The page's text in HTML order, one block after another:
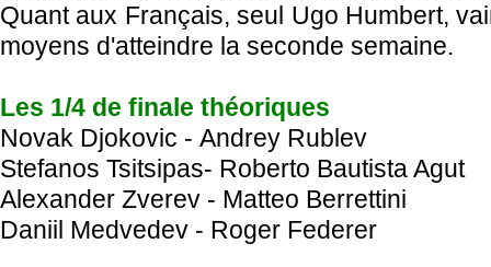
Quant aux Français, seul Ugo Humbert,
moyens d'atteindre la seconde semaine.
Les 1/4 de finale théoriques
Novak Djokovic - Andrey Rublev
Stefanos Tsitsipas- Roberto Bautista Agut
Alexander Zverev - Matteo Berrettini
Daniil Medvedev - Roger Federer